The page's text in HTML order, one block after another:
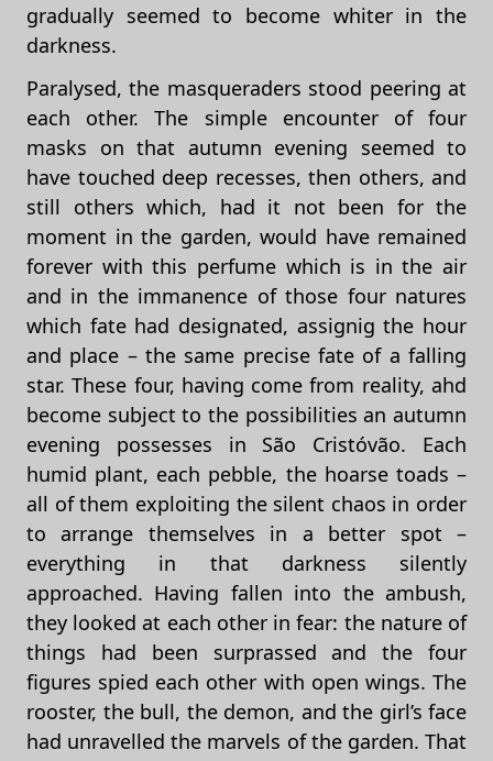
gradually seemed to become whiter in the
darkness.
Paralysed, the masqueraders stood peering at
each other. The simple encounter of four
masks on that autumn evening seemed to
have touched deep recesses, then others, and
still others which, had it not been for the
moment in the garden, would have remained
forever with this perfume which is in the air
and in the immanence of those four natures
which fate had designated, assignig the hour
and place – the same precise fate of a falling
star. These four, having come from reality, ahd
become subject to the possibilities an autumn
evening possesses in São Cristóvão. Each
humid plant, each pebble, the hoarse toads –
all of them exploiting the silent chaos in order
to arrange themselves in a better spot –
everything in that darkness silently
approached. Having fallen into the ambush,
they looked at each other in fear: the nature of
things had been surprassed and the four
figures spied each other with open wings. The
rooster, the bull, the demon, and the girl’s face
had unravelled the marvels of the garden. That